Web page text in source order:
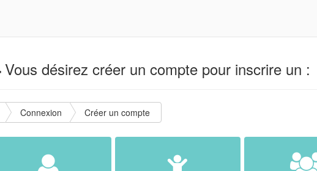
Vous désirez créer un compte pour inscrire un :
Connexion Créer un compte